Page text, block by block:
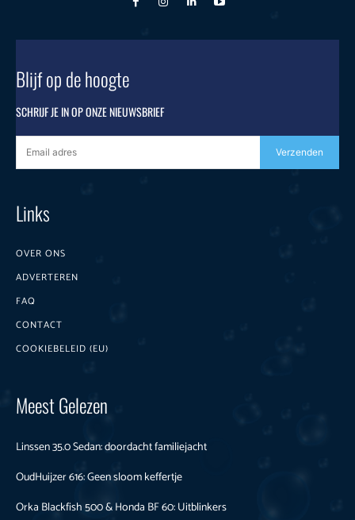
Blijf op de hoogte
SCHRIJF JE IN OP ONZE NIEUWSBRIEF
Verzenden
Links
OVER ONS
ADVERTEREN
FAQ
CONTACT
COOKIEBELEID (EU)
Meest Gelezen
Linssen 35.0 Sedan: doordacht familiejacht
OudHuijzer 616: Geen sloom keffertje
Orka Blackfish 500 & Honda BF 60: Uitblinkers